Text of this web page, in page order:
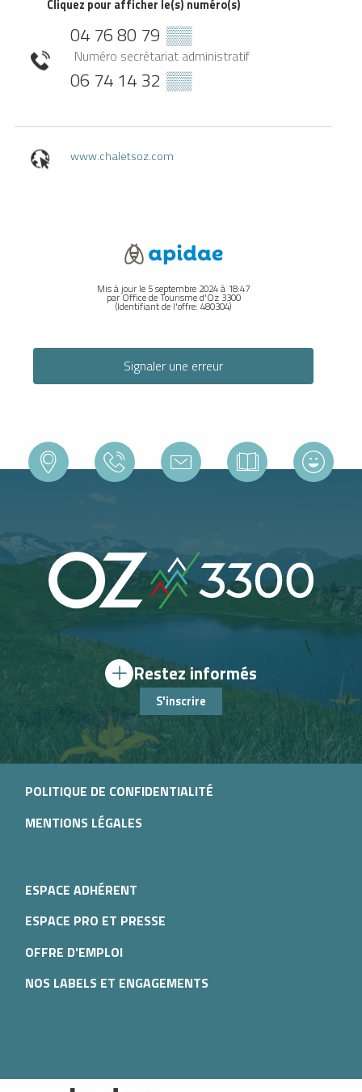
Cliquez pour afficher le(s) numéro(s)
04 76 80 79 ▒▒
Numéro secrétariat administratif
06 74 14 32 ▒▒
www.chaletsoz.com
Mis à jour le 5 septembre 2024 à 18:47
par Office de Tourisme d'Oz 3300
(Identifiant de l'offre: 480304)
Signaler une erreur
Restez informés
S'inscrire
POLITIQUE DE CONFIDENTIALITÉ
MENTIONS LÉGALES
ESPACE ADHÉRENT
ESPACE PRO ET PRESSE
OFFRE D'EMPLOI
NOS LABELS ET ENGAGEMENTS